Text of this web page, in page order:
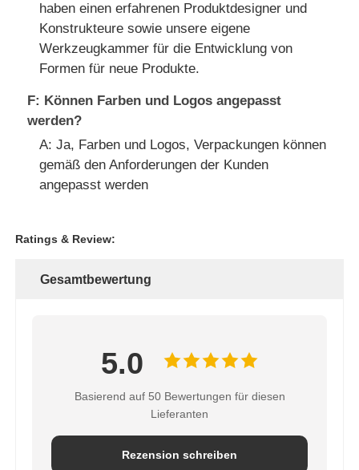
haben einen erfahrenen Produktdesigner und
Konstrukteure sowie unsere eigene
Werkzeugkammer für die Entwicklung von
Formen für neue Produkte.
F: Können Farben und Logos angepasst
werden?
A: Ja, Farben und Logos, Verpackungen können
gemäß den Anforderungen der Kunden
angepasst werden
Ratings & Review:
Gesamtbewertung
5.0
Basierend auf 50 Bewertungen für diesen
Lieferanten
Rezension schreiben